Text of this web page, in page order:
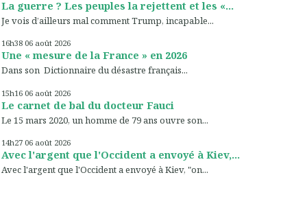
La guerre ? Les peuples la rejettent et les «...
Je vois d’ailleurs mal comment Trump, incapable...
16h38 06 août 2026
Une « mesure de la France » en 2026
Dans son Dictionnaire du désastre français...
15h16 06 août 2026
Le carnet de bal du docteur Fauci
Le 15 mars 2020, un homme de 79 ans ouvre son...
14h27 06 août 2026
Avec l'argent que l'Occident a envoyé à Kiev,...
Avec l'argent que l'Occident a envoyé à Kiev, "on...